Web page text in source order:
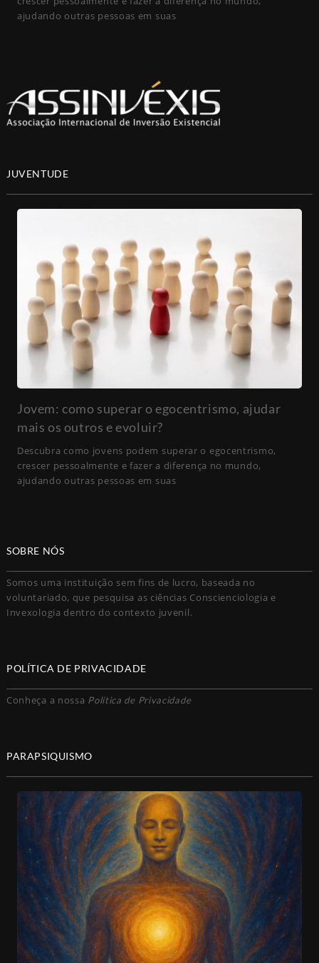
ajudando outras pessoas em suas
JUVENTUDE
Jovem: como superar o egocentrismo, ajudar
mais os outros e evoluir?
Descubra como jovens podem superar o egocentrismo,
crescer pessoalmente e fazer a diferença no mundo,
ajudando outras pessoas em suas
SOBRE NÓS
Somos uma instituição sem fins de lucro, baseada no
voluntariado, que pesquisa as ciências Conscienciologia e
Invexologia dentro do contexto juvenil.
POLÍTICA DE PRIVACIDADE
Conheça a nossa Política de Privacidade
PARAPSIQUISMO